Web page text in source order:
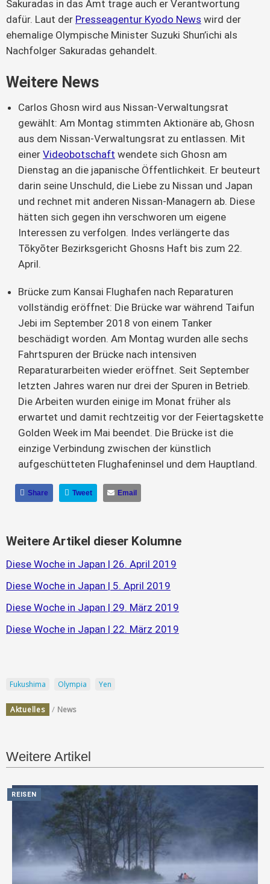
Sakuradas in das Amt trage auch er Verantwortung
dafür. Laut der Presseagentur Kyodo News wird der
ehemalige Olympische Minister Suzuki Shun’ichi als
Nachfolger Sakuradas gehandelt.
Weitere News
Carlos Ghosn wird aus Nissan-Verwaltungsrat
gewählt: Am Montag stimmten Aktionäre ab, Ghosn
aus dem Nissan-Verwaltungsrat zu entlassen. Mit
einer Videobotschaft wendete sich Ghosn am
Dienstag an die japanische Öffentlichkeit. Er beuteurt
darin seine Unschuld, die Liebe zu Nissan und Japan
und rechnet mit anderen Nissan-Managern ab. Diese
hätten sich gegen ihn verschworen um eigene
Interessen zu verfolgen. Indes verlängerte das
Tōkyōter Bezirksgericht Ghosns Haft bis zum 22.
April.
Brücke zum Kansai Flughafen nach Reparaturen
vollständig eröffnet: Die Brücke war während Taifun
Jebi im September 2018 von einem Tanker
beschädigt worden. Am Montag wurden alle sechs
Fahrtspuren der Brücke nach intensiven
Reparaturarbeiten wieder eröffnet. Seit September
letzten Jahres waren nur drei der Spuren in Betrieb.
Die Arbeiten wurden einige im Monat früher als
erwartet und damit rechtzeitig vor der Feiertagskette
Golden Week im Mai beendet. Die Brücke ist die
einzige Verbindung zwischen der künstlich
aufgeschütteten Flughafeninsel und dem Hauptland.
Share Tweet Email
Weitere Artikel dieser Kolumne
Diese Woche in Japan | 26. April 2019
Diese Woche in Japan | 5. April 2019
Diese Woche in Japan | 29. März 2019
Diese Woche in Japan | 22. März 2019
Fukushima Olympia Yen
Aktuelles / News
Weitere Artikel
REISEN